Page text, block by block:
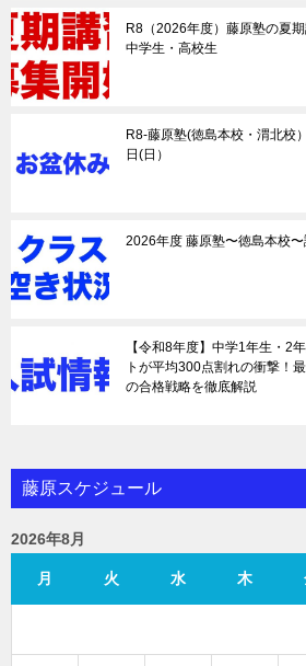
R8（2026年度）藤原塾の夏
中学生・高校生
R8-藤原塾(徳島本校・渭北校
日(日）
2026年度 藤原塾〜徳島本校
【令和8年度】中学1年生・2
トが平均300点割れの衝撃！
の合格戦略を徹底解説
藤原スケジュール
2026年8月
月 火 水 木